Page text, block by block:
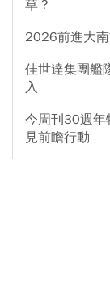
草？
2026前進大
佳世達集團艦
入
今周刊30週年
見前瞻行動